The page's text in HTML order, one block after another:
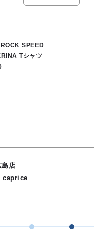
になります。 大人っぽいカジュアルをお探し
ゴとフォトプリントが首元か
アスカートと合わせて、ミッ
43cm ★身幅 50cm ★袖丈
SPEED
Tシャツ
島店
caprice